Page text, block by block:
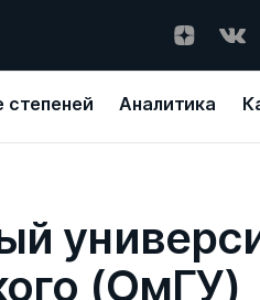
Аналитика
(ОмГУ)